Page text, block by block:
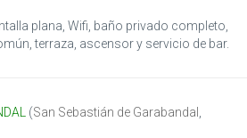
plana, Wifi, baño privado completo,
terraza, ascensor y servicio de bar.
(San Sebastián de Garabandal